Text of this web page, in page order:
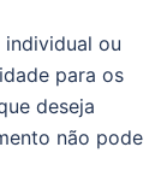
ou
para os
deseja
não pode